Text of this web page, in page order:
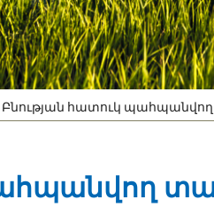
Բնության հատուկ